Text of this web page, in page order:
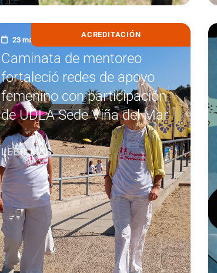
ACREDITACIÓN
23 marzo, 2026
Caminata de mentoreo
fortaleció redes de apoyo
femenino con participación
de UDLA Sede Viña del Mar
LEER MÁS